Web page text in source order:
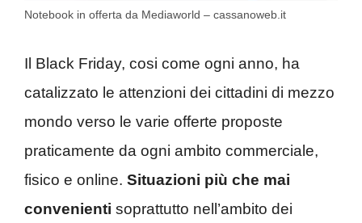
Notebook in offerta da Mediaworld – cassanoweb.it
Il Black Friday, cosi come ogni anno, ha
catalizzato le attenzioni dei cittadini di mezzo
mondo verso le varie offerte proposte
praticamente da ogni ambito commerciale,
fisico e online. Situazioni più che mai
convenienti soprattutto nell’ambito dei